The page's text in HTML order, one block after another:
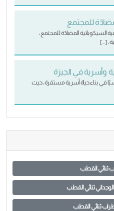
للمجتمع
المضادّة للمجتمع،
[…]
في الجيزة
في بناء حياة أسرية مستقرة، حيث
ثنائي القطب
ثنائي القطب
ثنائي القطب